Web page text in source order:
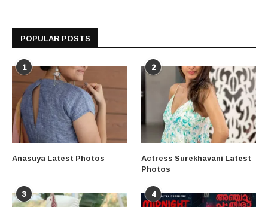
POPULAR POSTS
1
Anasuya Latest Photos
2
Actress Surekhavani Latest
Photos
3 4